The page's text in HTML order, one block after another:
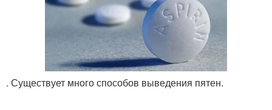
. Существует много способов выведения пятен.